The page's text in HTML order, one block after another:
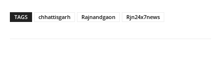
TAGS chhattisgarh Rajnandgaon Rjn24x7news